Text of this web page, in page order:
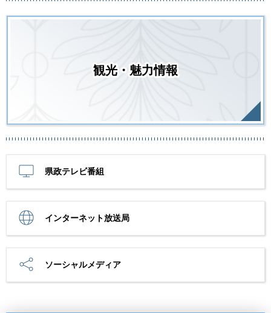
観光・魅力情報
県政テレビ番組
インターネット放送局
ソーシャルメディア